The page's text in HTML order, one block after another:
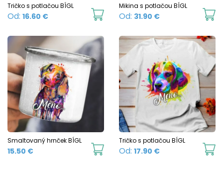
Tričko s potlačou BÍGL
Od: 16.60 €
This
has
multiple
variants.
options
may
chosen
Mikina s potlačou BÍGL
Od: 31.90 €
Smaltovaný hrnček BÍGL
15.50 €
This
Tričko s potlačou BÍGL
Od: 17.90 €